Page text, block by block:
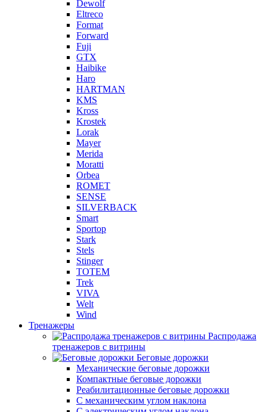
Dewolf
Eltreco
Format
Forward
Fuji
GTX
Haibike
Haro
HARTMAN
KMS
Kross
Krostek
Lorak
Mayer
Merida
Moratti
Orbea
ROMET
SENSE
SILVERBACK
Smart
Sportop
Stark
Stels
Stinger
TOTEM
Trek
VIVA
Welt
Wind
Тренажеры
Распродажа
тренажеров с витрины
Беговые дорожки
Механические беговые дорожки
Компактные беговые дорожки
Реабилитационные беговые дорожки
С механическим углом наклона